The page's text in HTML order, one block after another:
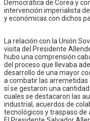
Democrática de Corea y
intervención imperialista
y económicas con dichos
La relación con la Unión
visita del Presidente
hubo una comprensión
del proceso que llevaba
desarrollo de una mayor
a combatir las arremetidas
sí se gestaron una
cuales se destacaron las
industrial, acuerdos de
tecnológicos y traspaso de